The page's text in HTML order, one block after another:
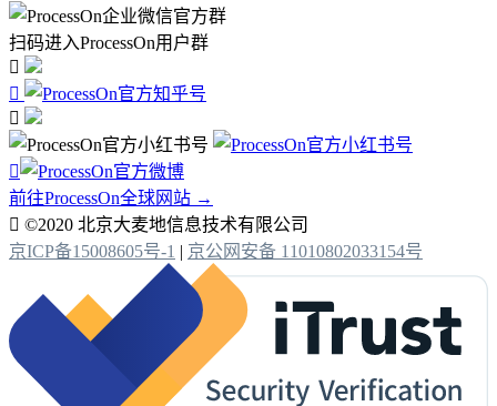
扫码进入ProcessOn用户群




前往ProcessOn全球网站 →
 ©2020 北京大麦地信息技术有限公司
京ICP备15008605号-1 | 京公网安备 11010802033154号